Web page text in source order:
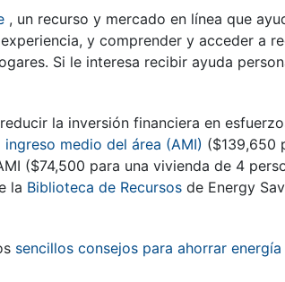
, un recurso y mercado en línea que
y comprender y acceder a
Si le interesa recibir ayuda
la inversión financiera en
ingreso medio del área (AMI) ($139,650
($74,500 para una vivienda de 4
la Biblioteca de Recursos de Energy
sencillos consejos para ahorrar